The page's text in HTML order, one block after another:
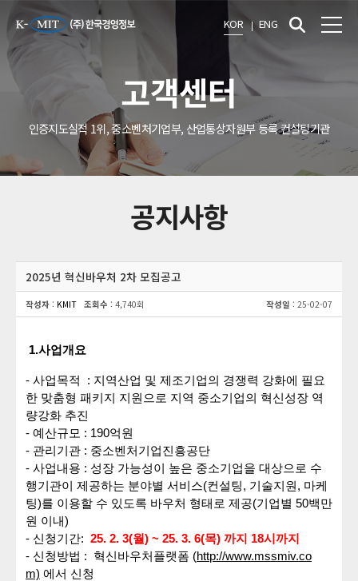
KOR ENG
고객센터
인증지도실적 1위, 중소벤처기업부, 산업통상자원부 등록 컨설팅기관
공지사항
2025년 혁신바우처 2차 모집공고
작성자 : KMIT 조회수 : 4,740회 작성일 : 25-02-07
1.사업개요
- 사업목적 : 지역산업 및 제조기업의 경쟁력 강화에 필요
한 맞춤형 패키지 지원으로 지역 중소기업의 혁신성장 역
량강화 추진
- 예산규모 : 190억원
- 관리기관 : 중소벤처기업진흥공단
- 사업내용 : 성장 가능성이 높은 중소기업을 대상으로 수
행기관이
제공하는 분야별 서비스(컨설팅, 기술지원 , 마케
팅)를 이용할 수 있도록 바우처 형태로 제공(기업별 50백만
원 이내)
- 신청기간: 25. 2. 3(월) ~ 25. 3. 6(목) 까지 18시까지
- 신청방법 : 혁신바우처플랫폼 (http://www.mssmiv.co
m) 에서 신청